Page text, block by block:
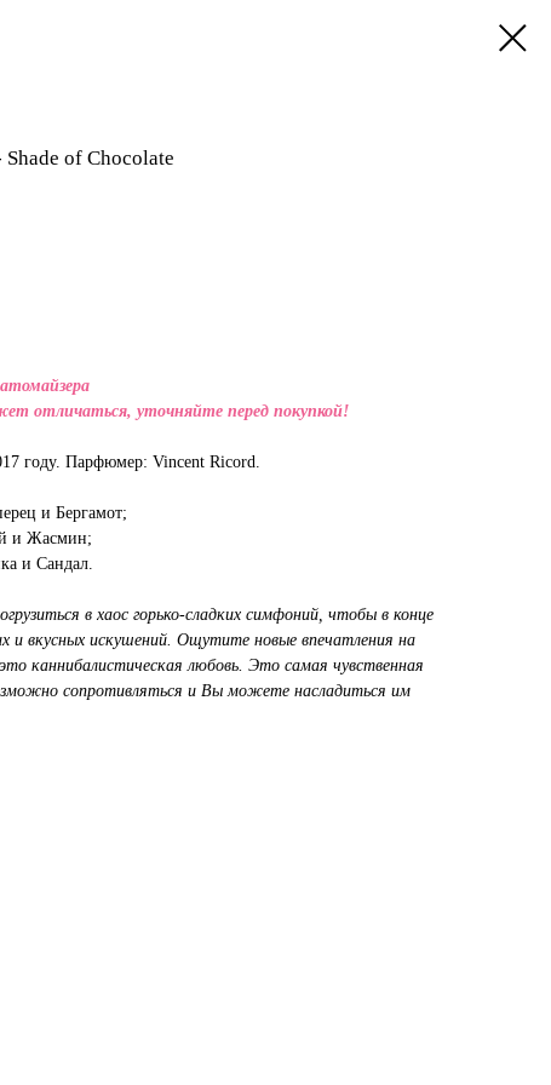
of Chocolate
отличаться, уточняйте перед покупкой!
году. Парфюмер: Vincent Ricord.
и Бергамот;
и Жасмин;
и Сандал.
в хаос горько-сладких симфоний, чтобы в конце
и вкусных искушений. Ощутите новые впечатления на
каннибалистическая любовь. Это самая чувственная
сопротивляться и Вы можете насладиться им